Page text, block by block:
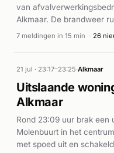
van
Alkmaar. De brandweer
eenheden (P1-prioriteit),
en zeer grote brand in de
brandweer voerde een
had de brand onder
incident veroorzaakte
de omgeving. Over
7 meldingen in 15 min · 26
21 jul · 23:17–23:25·Alkmaar
Uitslaande
Alkmaar
Rond 23:09 uur brak een
Molenbuurt in het
met spoed uit en